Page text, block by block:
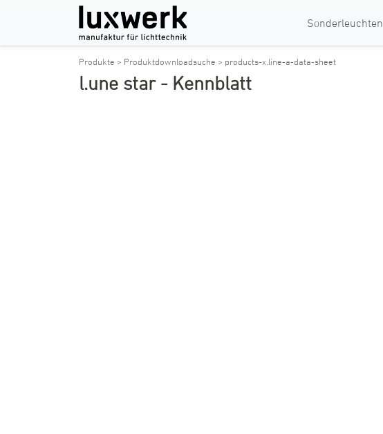
Sonderleuchten
Produkte > Produktdownloadsuche > products-x.line-a-data-sheet
l.une star - Kennblatt